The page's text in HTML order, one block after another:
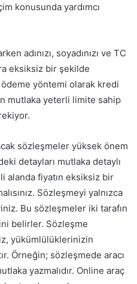
konusunda yardımcı
adınızı, soyadınızı ve TC
eksiksiz bir şekilde
yöntemi olarak kredi
mutlaka yeterli limite sahip
sözleşmeler yüksek önem
detayları mutlaka detaylı
alanda fiyatın eksiksiz bir
Sözleşmeyi yalnızca
Bu sözleşmeler iki tarafın
belirler. Sözleşme
yükümlülüklerinizin
Örneğin; sözleşmede aracı
yazmalıdır. Online araç